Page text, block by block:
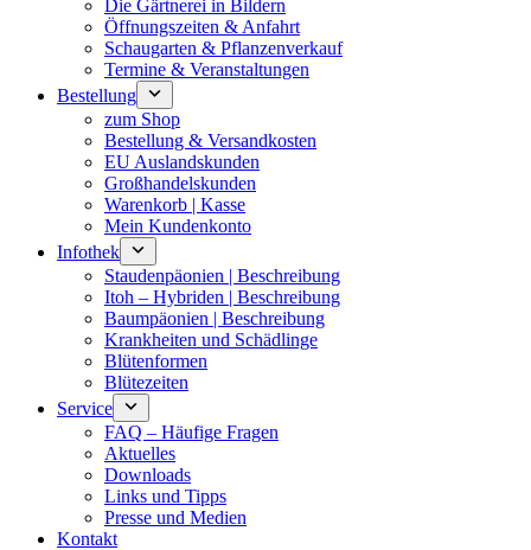
Die Gärtnerei in Bildern
Öffnungszeiten & Anfahrt
Schaugarten & Pflanzenverkauf
Termine & Veranstaltungen
Bestellung
zum Shop
Bestellung & Versandkosten
EU Auslandskunden
Großhandelskunden
Warenkorb | Kasse
Mein Kundenkonto
Infothek
Staudenpäonien | Beschreibung
Itoh – Hybriden | Beschreibung
Baumpäonien | Beschreibung
Krankheiten und Schädlinge
Blütenformen
Blütezeiten
Service
FAQ – Häufige Fragen
Aktuelles
Downloads
Links und Tipps
Presse und Medien
Kontakt